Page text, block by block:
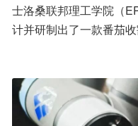
士洛桑联邦理工学院（
计并研制出了一款番茄收